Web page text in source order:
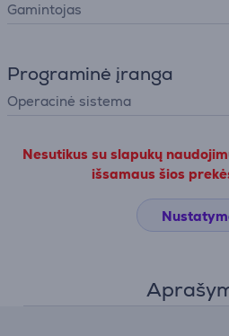
Gamintojas
Programinė įranga
Operacinė sistema
Nesutikus su slapukų
išsamaus šios